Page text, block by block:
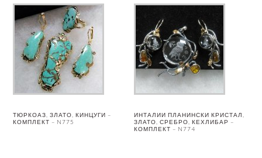
ТЮРКОАЗ, ЗЛАТО, КИНЦУГИ –
КОМПЛЕКТ – N775
ИНТАЛИИ ПЛАНИНСКИ КРИСТАЛ,
ЗЛАТО, СРЕБРО, КЕХЛИБАР –
КОМПЛЕКТ – N774